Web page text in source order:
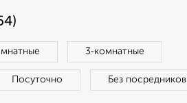
3‑комнатные
Посуточно Без посредников